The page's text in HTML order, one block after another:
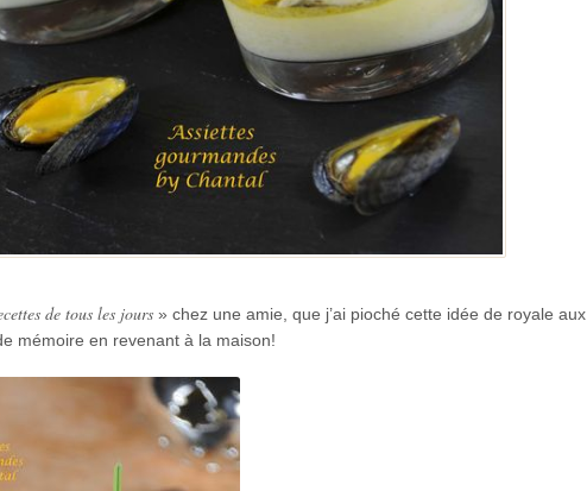
de tous les jours» chez une amie, que j’ai pioché cette idée de royale aux
mémoire en revenant à la maison!